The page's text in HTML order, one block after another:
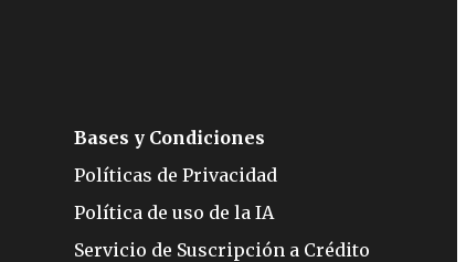
Bases y Condiciones
Políticas de Privacidad
Política de uso de la IA
Servicio de Suscripción a Crédito